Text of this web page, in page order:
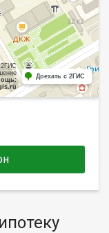
2ГИС
Доехать с 2ГИС